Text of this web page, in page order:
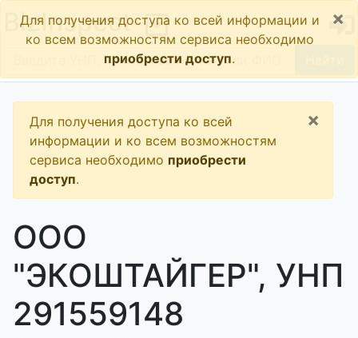
BizInspect
Для получения доступа ко всей информации и
ко всем возможностям сервиса необходимо
приобрести доступ.
×
Для получения доступа ко всей
информации и ко всем возможностям
сервиса необходимо приобрести
доступ.
×
ООО
"ЭКОШТАЙГЕР", УНП
291559148